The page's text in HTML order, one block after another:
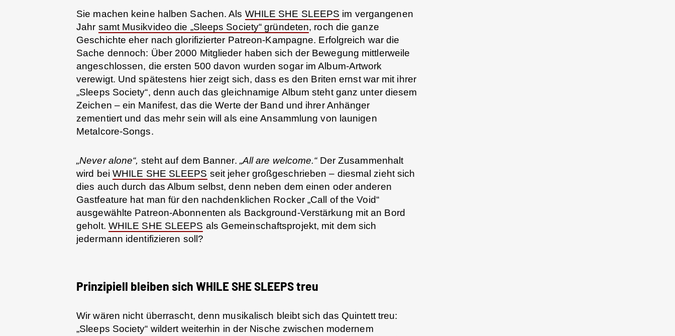
Sie machen keine halben Sachen. Als WHILE SHE SLEEPS im vergangenen
Jahr samt Musikvideo die „Sleeps Society“ gründeten, roch die ganze
Geschichte eher nach glorifizierter Patreon-Kampagne. Erfolgreich war die
Sache dennoch: Über 2000 Mitglieder haben sich der Bewegung mittlerweile
angeschlossen, die ersten 500 davon wurden sogar im Album-Artwork
verewigt. Und spätestens hier zeigt sich, dass es den Briten ernst war mit ihrer
„Sleeps Society“, denn auch das gleichnamige Album steht ganz unter diesem
Zeichen – ein Manifest, das die Werte der Band und ihrer Anhänger
zementiert und das mehr sein will als eine Ansammlung von launigen
Metalcore-Songs.
„Never alone“, steht auf dem Banner. „All are welcome.“Der Zusammenhalt
wird bei WHILE SHE SLEEPS seit jeher großgeschrieben – diesmal zieht sich
dies auch durch das Album selbst, denn neben dem einen oder anderen
Gastfeature hat man für den nachdenklichen Rocker „Call of the Void“
ausgewählte Patreon-Abonnenten als Background-Verstärkung mit an Bord
geholt. WHILE SHE SLEEPS als Gemeinschaftsprojekt, mit dem sich
jedermann identifizieren soll?
Prinzipiell bleiben sich WHILE SHE SLEEPS treu
Wir wären nicht überrascht, denn musikalisch bleibt sich das Quintett treu:
„Sleeps Society“ wildert weiterhin in der Nische zwischen modernem